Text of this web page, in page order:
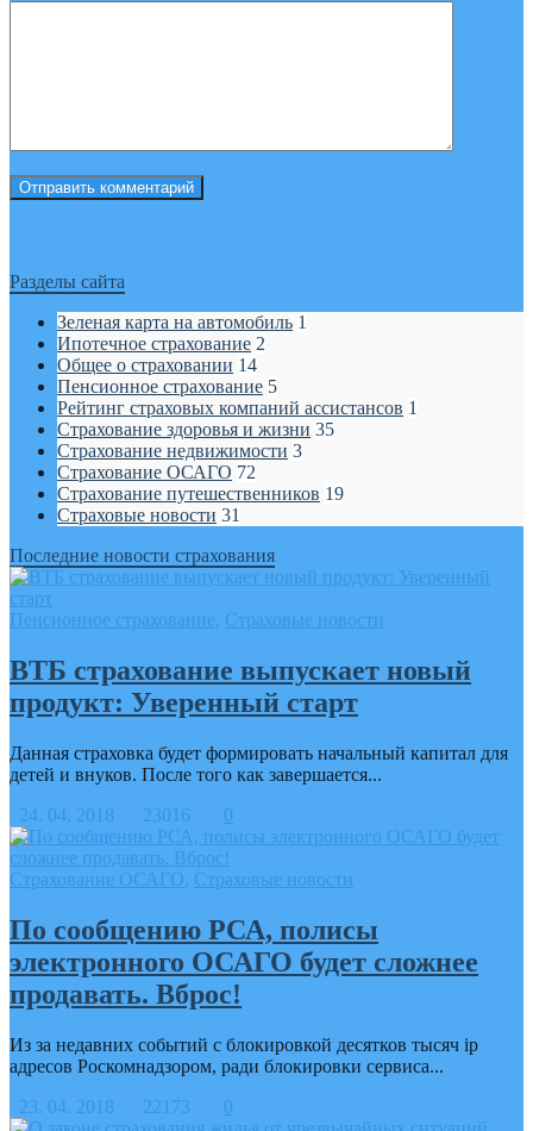
Разделы сайта
Зеленая карта на автомобиль 1
Ипотечное страхование 2
Общее о страховании 14
Пенсионное страхование 5
Рейтинг страховых компаний ассистансов 1
Страхование здоровья и жизни 35
Страхование недвижимости 3
Страхование ОСАГО 72
Страхование путешественников 19
Страховые новости 31
Последние новости страхования
Пенсионное страхование, Страховые новости
ВТБ страхование выпускает новый
продукт: Уверенный старт
Данная страховка будет формировать начальный капитал для
детей и внуков. После того как завершается...
24. 04. 2018
23016 0
Страхование ОСАГО, Страховые новости
По сообщению РСА, полисы
электронного ОСАГО будет сложнее
продавать. Вброс!
Из за недавних событий с блокировкой десятков тысяч ip
адресов Роскомнадзором, ради блокировки сервиса...
23. 04. 2018
22173 0